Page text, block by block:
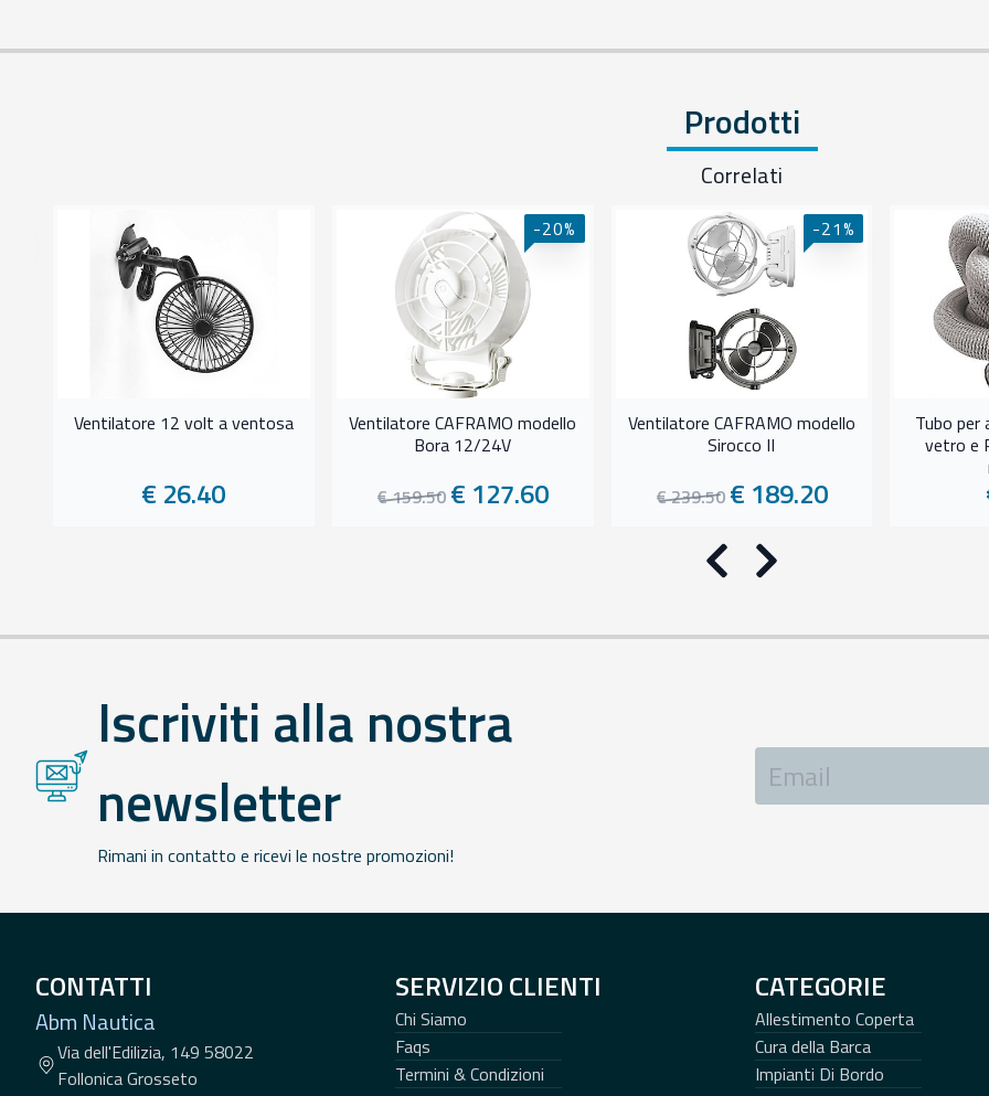
Precedente
Successivo
Prodotti
Correlati
Ventilatore 12 volt a ventosa
€ 26.40
Ventilatore CAFRAMO modello
Bora 12/24V
€ 159.50 € 127.60
-20%
Ventilatore CAFRAMO modello
Sirocco II
€ 239.50 € 189.20
-21%
Tubo per
vetro e
Precedente
Successivo
Iscriviti alla nostra
newsletter
Rimani in contatto e ricevi le nostre promozioni!
CONTATTI
Abm Nautica
Via dell'Edilizia, 149 58022
Follonica Grosseto
SERVIZIO CLIENTI
Chi Siamo
Faqs
Termini & Condizioni
CATEGORIE
Allestimento Coperta
Cura della Barca
Impianti Di Bordo